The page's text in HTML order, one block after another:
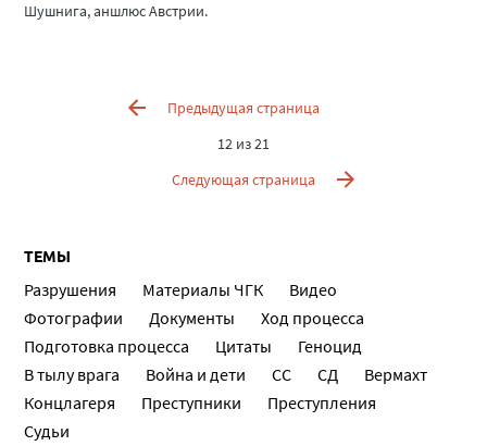
Шушнига, аншлюс Австрии.
Предыдущая страница
12 из 21
Следующая страница
ТЕМЫ
Разрушения Материалы ЧГК
Видео
Фотографии
Документы
Ход процесса
Подготовка процесса
Цитаты
Геноцид
В тылу врага
Война и дети СС СД
Вермахт
Концлагеря
Преступники
Преступления
Судьи